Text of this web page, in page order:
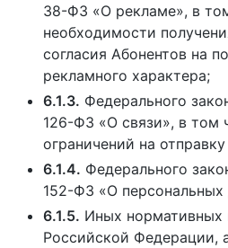
38-ФЗ «О рекламе», в
необходимости
согласия Абонентов на
рекламного характера;
6.1.3. Федерального
126-ФЗ «О связи», в том
ограничений на
6.1.4. Федерального
152-ФЗ «О персональных
6.1.5. Иных нормативных
Российской Федерации,